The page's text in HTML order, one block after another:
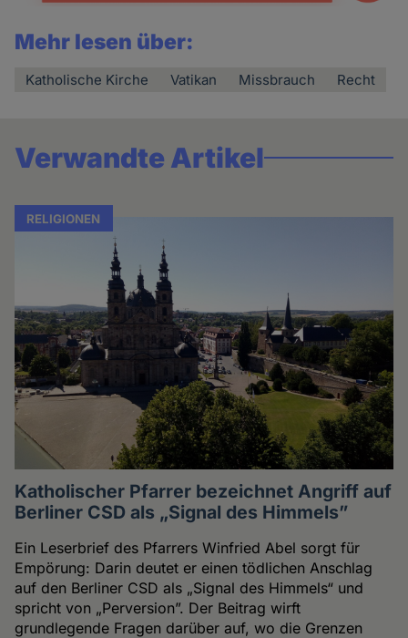
Mehr lesen über:
Katholische Kirche Vatikan Missbrauch Recht
Verwandte Artikel
RELIGIONEN
Katholischer Pfarrer bezeichnet Angriff auf
Berliner CSD als „Signal des Himmels”
Ein Leserbrief des Pfarrers Winfried Abel sorgt für
Empörung: Darin deutet er einen tödlichen Anschlag
auf den Berliner CSD als „Signal des Himmels“ und
spricht von „Perversion”. Der Beitrag wirft
grundlegende Fragen darüber auf, wo die Grenzen